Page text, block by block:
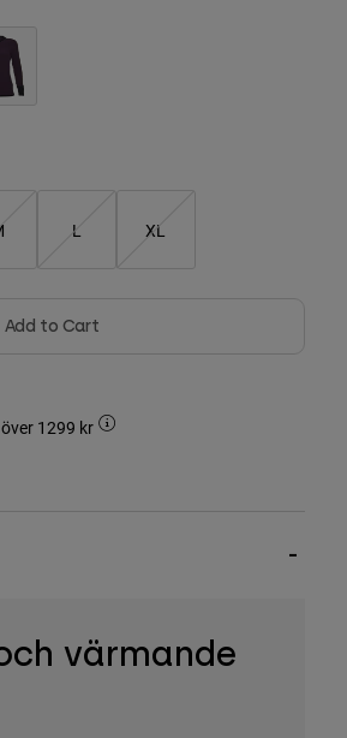
L XL
Add to Cart
1299 kr
värmande